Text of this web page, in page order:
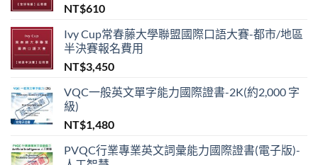
NT$610
Ivy Cup常春藤大學聯盟國際口語大賽-都市/地區
半決賽報名費用
NT$3,450
VQC一般英文單字能力國際證書-2K(約2,000 字
級)
NT$1,480
PVQC行業專業英文詞彙能力國際證書(電子版)-